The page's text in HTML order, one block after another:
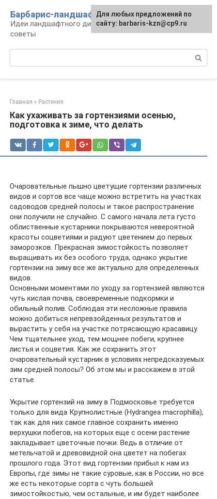
контенту
Барбарис-ландшафт
Идеи ландшафтного дизайна, правила и
советы
Главная » Растения
Как ухаживать за гортензиями осенью,
подготовка к зиме, что делать
Очаровательные пышно цветущие гортензии различных
видов и сортов все чаще можно встретить на участках
садоводов средней полосы и такое распространение
они получили не случайно. С самого начала лета густо
облиственные кустарники покрываются невероятной
красоты соцветиями и радуют цветением до первых
заморозков. Прекрасная зимостойкость позволяет
выращивать их без особого труда, однако укрытие
гортензии на зиму все же актуально для определенных
видов.
Основными моментами по уходу за гортензией являются
чуть кислая почва, своевременные подкормки и
обильный полив. Соблюдая эти несложные правила
можно добиться непревзойденных результатов и
вырастить у себя на участке потрясающую красавицу.
Чем тщательнее уход, тем мощнее побеги, крупнее
листья и соцветия. Как же сохранить этот
очаровательный кустарник в условиях непредсказуемых
зим средней полосы? Об этом мы и расскажем в этой
статье.
Укрытие гортензий на зиму в Подмосковье требуется
только для вида Крупнолистные (Hydrangea macrophilla),
так как для них самое главное сохранить именно
верхушки побегов, на которых еще с осени растение
закладывает цветочные почки. Ведь в отличие от
метельчатой и древовидной она цветет на побегах
прошлого года. Этот вид гортензии прибыл к нам из
Европы, где зимы не такие суровые, как в России, но все
же есть некоторые сорта с чуть большей
зимостойкостью, чем остальные, и им будет наиболее
Для любых предложений по
сайту: barbaris-kzn@cp9.ru